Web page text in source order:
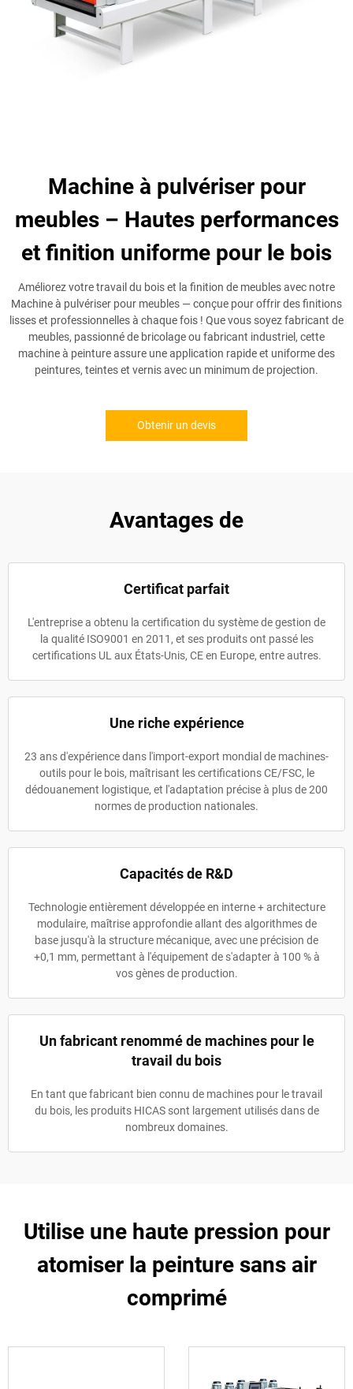
Machine à pulvériser pour
meubles – Hautes performances
et finition uniforme pour le bois
Améliorez votre travail du bois et la finition de meubles avec notre
Machine à pulvériser pour meubles — conçue pour offrir des finitions
lisses et professionnelles à chaque fois ! Que vous soyez fabricant de
meubles, passionné de bricolage ou fabricant industriel, cette
machine à peinture assure une application rapide et uniforme des
peintures, teintes et vernis avec un minimum de projection.
Obtenir un devis
Avantages de
Certificat parfait
L'entreprise a obtenu la certification du système de gestion de
la qualité ISO9001 en 2011, et ses produits ont passé les
certifications UL aux États-Unis, CE en Europe, entre autres.
Une riche expérience
23 ans d'expérience dans l'import-export mondial de machines-
outils pour le bois, maîtrisant les certifications CE/FSC, le
dédouanement logistique, et l'adaptation précise à plus de 200
normes de production nationales.
Capacités de R&D
Technologie entièrement développée en interne + architecture
modulaire, maîtrise approfondie allant des algorithmes de
base jusqu'à la structure mécanique, avec une précision de
+0,1 mm, permettant à l'équipement de s'adapter à 100 % à
vos gènes de production.
Un fabricant renommé de machines pour le
travail du bois
En tant que fabricant bien connu de machines pour le travail
du bois, les produits HICAS sont largement utilisés dans de
nombreux domaines.
Utilise une haute pression pour
atomiser la peinture sans air
comprimé